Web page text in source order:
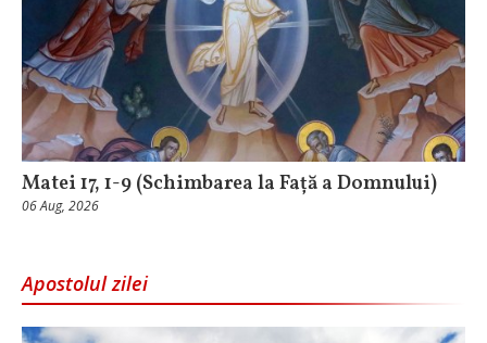
Matei 17, 1-9 (Schimbarea la Față a Domnului)
06 Aug, 2026
Apostolul zilei